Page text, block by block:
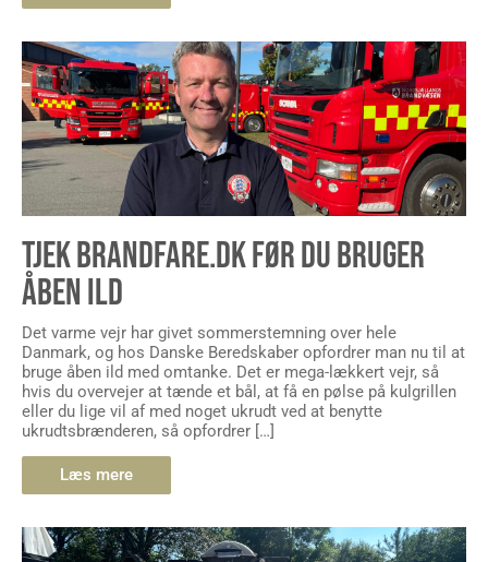
TJEK BRANDFARE.DK FØR DU BRUGER
ÅBEN ILD
Det varme vejr har givet sommerstemning over hele
Danmark, og hos Danske Beredskaber opfordrer man nu til at
bruge åben ild med omtanke. Det er mega-lækkert vejr, så
hvis du overvejer at tænde et bål, at få en pølse på kulgrillen
eller du lige vil af med noget ukrudt ved at benytte
ukrudtsbrænderen, så opfordrer […]
Læs mere